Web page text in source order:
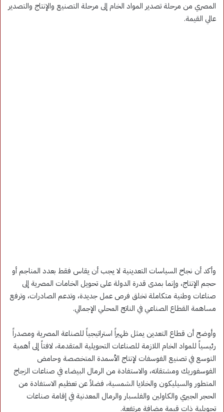
المصري من مرحلة تصدير المواد الخام إلى مرحلة التصنيع والإنتاج والتصدير
عالي القيمة.
وأكد أن نجاح السياسات التعدينية لا يجب أن يقاس فقط بعدد المناجم أو
حجم الإنتاج، وإنما بمدى قدرة الدولة على تحويل الخامات المصرية إلى
صناعات وطنية متكاملة تخلق فرص عمل جديدة، وتدعم الصادرات، وترفع
مساهمة القطاع الصناعي في الناتج المحلي الإجمالي.
وأوضح أن قطاع التعدين يمثل ظهيراً استراتيجياً للصناعة المصرية ومصدراً
رئيسياً للمواد الخام اللازمة للصناعات التحويلية المتقدمة، لافتاً إلى أهمية
التوسع في تصنيع الفوسفات لإنتاج الأسمدة المتخصصة وحامض
الفوسفوريك ومشتقاته، والاستفادة من الرمال البيضاء في صناعات الزجاج
المتطور والسيليكون والخلايا الشمسية، فضلاً عن تعظيم الاستفادة من
الحجر الجيري والكاولين والفلسبار والرمال المعدنية في إقامة صناعات
تحويلية ذات قيمة مضافة مرتفعة.